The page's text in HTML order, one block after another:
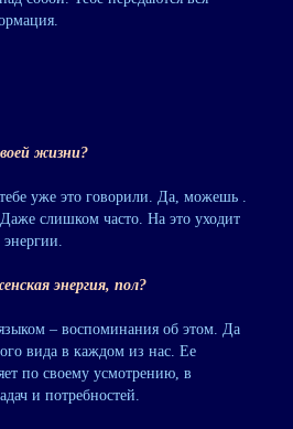
жизни?
уже это говорили. Да, можешь .
слишком часто. На это уходит
энергия, пол?
– воспоминания об этом. Да
вида в каждом из нас. Ее
по своему усмотрению, в
и потребностей.